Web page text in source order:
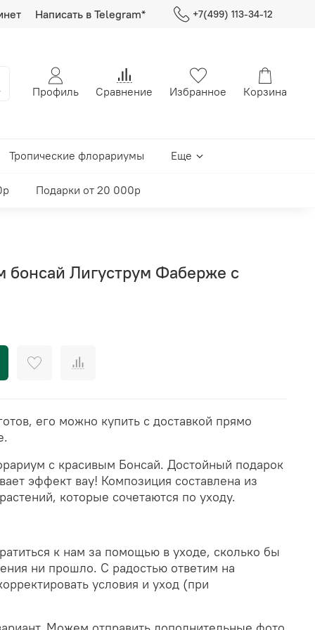
Написать в Telegram* +7(499) 113-34-12
Профиль Сравнение Избранное Корзина
Тропические флорариумы Еще
Подарки от 20 000р
бонсай Лигуструм Фаберже с
его можно купить с доставкой прямо
с красивым Бонсай. Достойный подарок
эффект вау! Композиция составлена из
которые сочетаются по уходу.
к нам за помощью в уходе, сколько бы
ни прошло. С радостью ответим на
условия и уход (при